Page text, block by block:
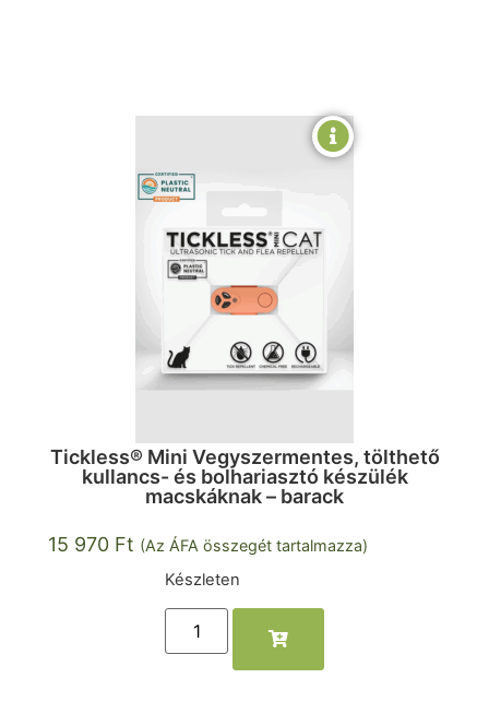
Tickless® Mini Vegyszermentes, tölthető
kullancs- és bolhariasztó készülék
macskáknak – barack
15 970 Ft (Az ÁFA összegét tartalmazza)
Készleten